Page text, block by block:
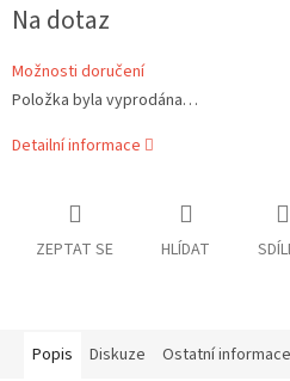
cena:
Na dotaz
Možnosti doručení
Položka byla vyprodána…
Detailní informace
ZEPTAT SE HLÍDAT
Popis Diskuze Ostatní informace